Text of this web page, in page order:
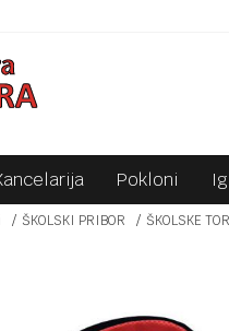
PLATNIM KARTICAMA!
Pokloni
ŠKOLSKI PRIBOR ŠKOLSKE